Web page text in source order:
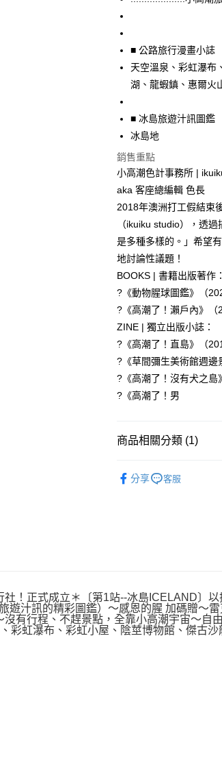
■ 公路旅行漫畫小誌
天空溫泉、彩虹瀑布
湖、龍蝦鎮、惠爾火
■ 冰島旅遊汁訊圖鑑
冰島地
銷售重點
小高潮色計事務所 |
aka 客座總編輯 色長
2018年澳洲打工假結束
（ikuiku studio），透
是多種多樣的。」希望
地討論性議題！
BOOKS | 書籍出版著作：
?《動物腥球圖鑑》（
?《高潮了！瀨戶內》（
ZINE | 獨立出版小誌：
?《高潮了！直島》（
?《草間彌生美術館週邊
?《高潮了！沒有犬之島
?《高潮了！男
商品相關分類 (1)
分享
客服
！正式成立＊〔第1站--冰島ICELAND〕
遊汁訊的精彩圖鑑）～感恩的腥 加碼贈～
有行程、不趕景點，全靠小高潮宇宙～自
彩虹瀑布、彩虹小屋、陰莖博物館、傑古